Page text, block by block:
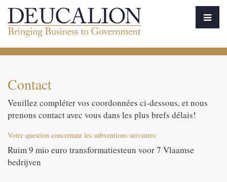
Contact
Veuillez compléter vos coordonnées ci-dessous, et nous
prenons contact avec vous dans les plus brefs délais!
Votre question concernant les subventions suivantes:
Ruim 9 mio euro transformatiesteun voor 7 Vlaamse
bedrijven